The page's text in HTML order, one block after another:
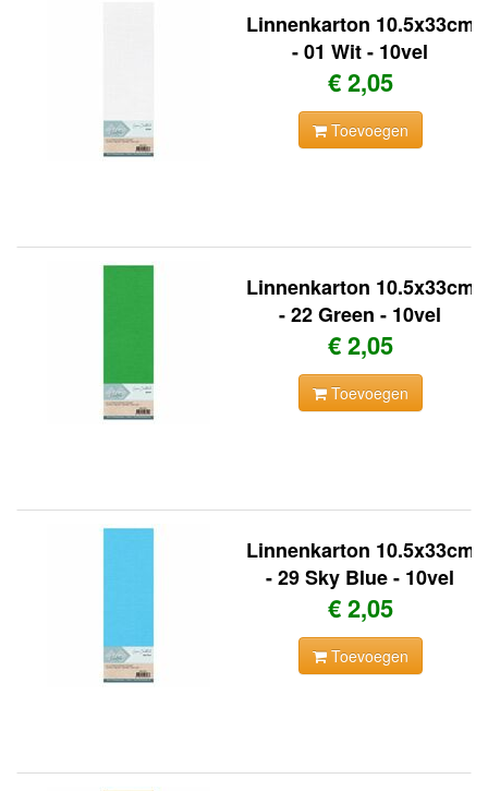
Linnenkarton 10.5x33cm
- 01 Wit - 10vel
€ 2,05
Toevoegen
Linnenkarton 10.5x33cm
- 22 Green - 10vel
€ 2,05
Toevoegen
Linnenkarton 10.5x33cm
- 29 Sky Blue - 10vel
€ 2,05
Toevoegen